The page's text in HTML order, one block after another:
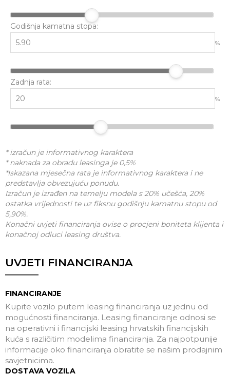
Godišnja kamatna stopa:
%
Zadnja rata:
%
* izračun je informativnog karaktera
* naknada za obradu leasinga je 0,5%
*Iskazana mjesečna rata je informativnog karaktera i ne
predstavlja obvezujuću ponudu.
Izračun je izrađen na temelju modela s 20% učešća, 20%
ostatka vrijednosti te uz fiksnu godišnju kamatnu stopu od
5,90%.
Konačni uvjeti financiranja ovise o procjeni boniteta klijenta i
konačnoj odluci leasing društva.
UVJETI FINANCIRANJA
FINANCIRANJE
Kupite vozilo putem leasing financiranja uz jednu od
mogućnosti financiranja. Leasing financiranje odnosi se
na operativni i financijski leasing hrvatskih financijskih
kuća s različitim modelima financiranja. Za najpotpunije
informacije oko financiranja obratite se našim prodajnim
savjetnicima.
DOSTAVA VOZILA